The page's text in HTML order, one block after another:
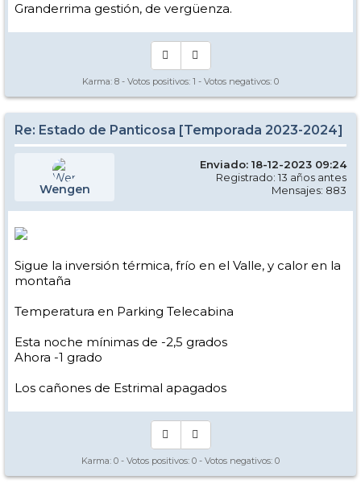
Granderrima gestión, de vergüenza.
Karma: 8 - Votos positivos: 1 - Votos negativos: 0
Re: Estado de Panticosa [Temporada 2023-2024]
Wengen
Enviado: 18-12-2023 09:24
Registrado: 13 años antes
Mensajes: 883
Sigue la inversión térmica, frío en el Valle, y calor en la
montaña
Temperatura en Parking Telecabina
Esta noche mínimas de -2,5 grados
Ahora -1 grado
Los cañones de Estrimal apagados
Karma: 0 - Votos positivos: 0 - Votos negativos: 0